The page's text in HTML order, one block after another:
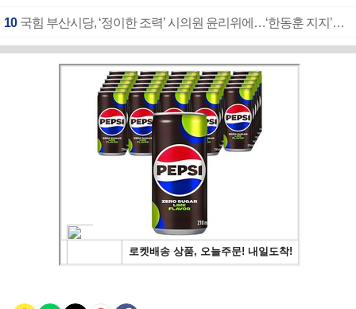
10 국힘 부산시당, ‘정이한 조력’ 시의원 윤리위에…‘한동훈 지지’도 신고접수